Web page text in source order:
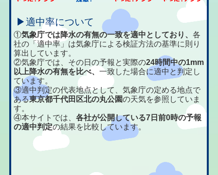
▶適中率について
①気象庁では降水の有無の一致を適中としており、各
社の「適中率」は気象庁による検証方法の基準に則り
算出しています。
②気象庁では、その日の予報と実際の24時間中の1mm
以上降水の有無を比べ、一致した場合に適中と判定し
ています。
③適中判定の代表地点として、気象庁の定める地点で
ある東京都千代田区北の丸公園の天気を参照していま
す。
④本サイトでは、各社が公開している7日前0時の予報
の適中判定の結果を比較しています。